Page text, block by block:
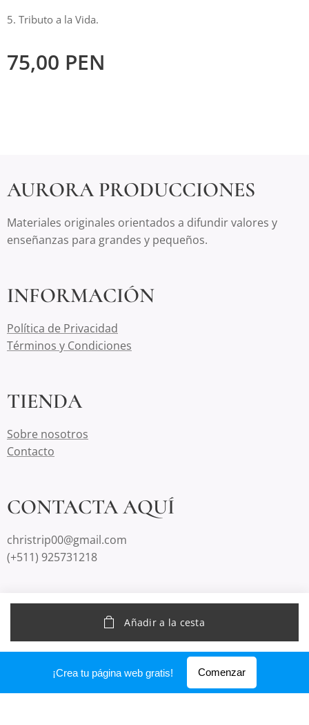
5. Tributo a la Vida.
75,00 PEN
Añadir a la cesta
AURORA PRODUCCIONES
Materiales originales orientados a difundir valores y
enseñanzas para grandes y pequeños.
INFORMACIÓN
Política de Privacidad
Términos y Condiciones
TIENDA
Sobre nosotros
Contacto
CONTACTA AQUÍ
christrip00@gmail.com
(+511) 925731218
Creado con Webnode
¡Crea tu página web gratis! Comenzar